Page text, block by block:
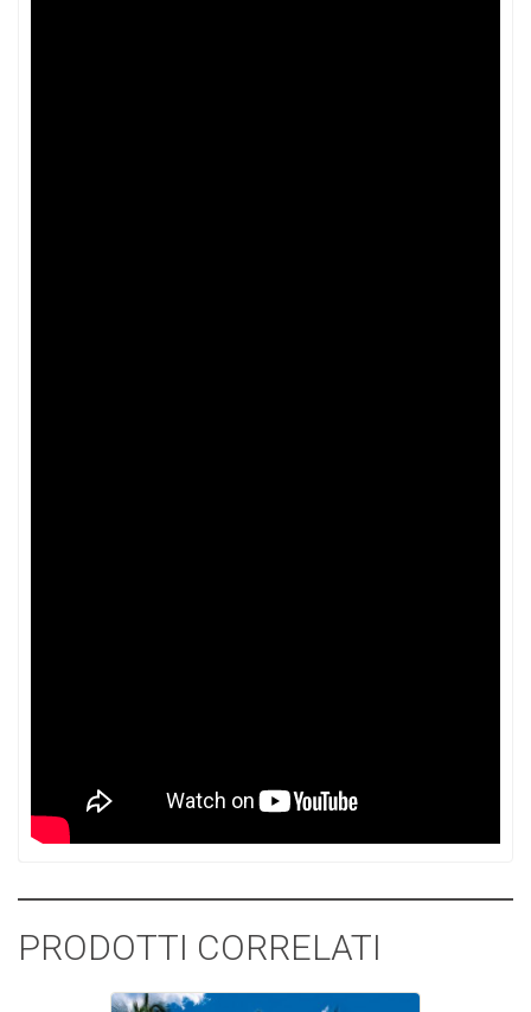
PRODOTTI CORRELATI